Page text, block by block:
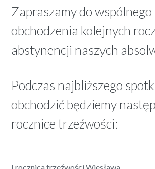
Zapraszamy do wspólnego
obchodzenia kolejnych
abstynencji naszych
Podczas najbliższego
obchodzić będziemy
rocznice trzeźwości:
I rocznica trzeźwości Wiesława,